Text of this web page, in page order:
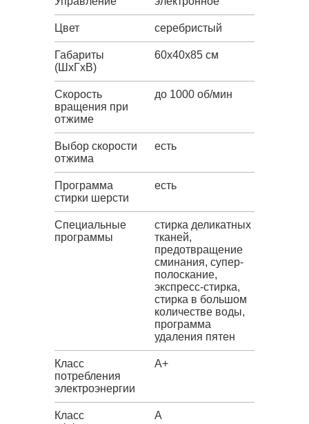
Цвет серебристый
Габариты
(ШxГxВ)
60x40x85 см
Скорость
вращения при
отжиме
до 1000 об/мин
Выбор скорости
отжима
есть
Программа
стирки шерсти
есть
Специальные
программы
стирка деликатных
тканей,
предотвращение
сминания, супер-
полоскание,
экспресс-стирка,
стирка в большом
количестве воды,
программа
удаления пятен
Класс
потребления
электроэнергии
A+
Класс
A